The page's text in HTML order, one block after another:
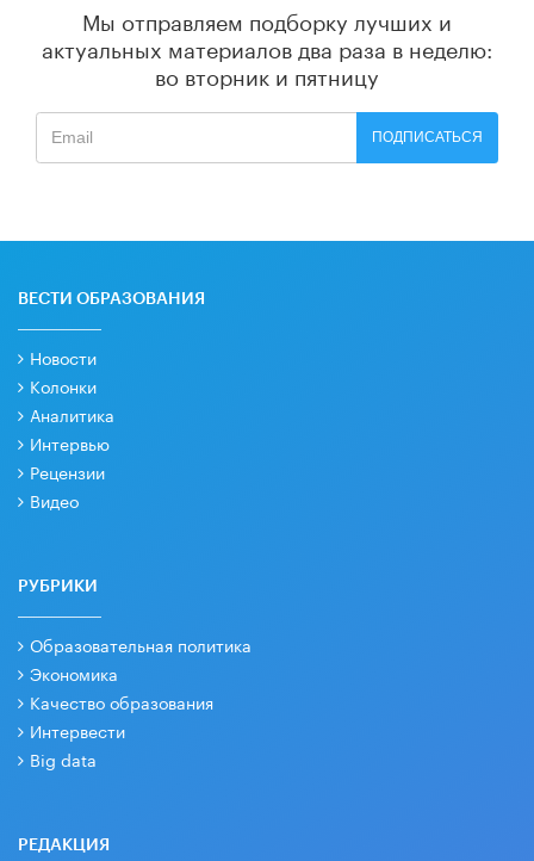
Мы отправляем подборку лучших и
актуальных материалов два раза в неделю:
во вторник и пятницу
ПОДПИСАТЬСЯ
ВЕСТИ ОБРАЗОВАНИЯ
Новости
Колонки
Аналитика
Интервью
Рецензии
Видео
РУБРИКИ
Образовательная политика
Экономика
Качество образования
Интервести
Big data
РЕДАКЦИЯ